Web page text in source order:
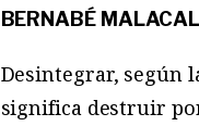
BERNABÉ
Desintegrar, según
significa destruir